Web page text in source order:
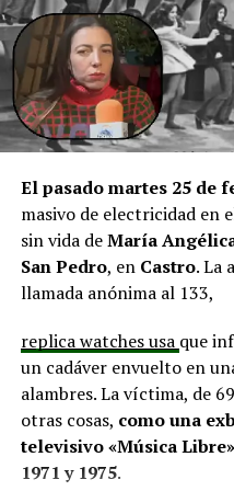
infraestructura del Club
y el cierre perimetral del
fundamentales para el
El alcalde de Quemchi,
situación similar,
proyectos elegibles tanto
que hasta la fecha no han
si se entregarán los
estos son proyectos que
hace tiempo y que hoy
En la comuna deCuraco
Yáñezindicó que
a los municipios en
que durante el año se
reconoció una
El pasado martes 25 de
masivo de electricidad en
sin vida deMaría
San Pedro, en Castro. La
llamada anónima al 133,
replica watches usa que
un cadáver envuelto en
alambres. La víctima, de
otras cosas, como una
televisivo «Música
1971 y 1975.